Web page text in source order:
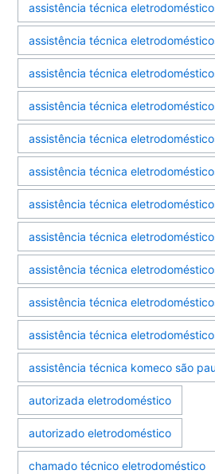
assistência técnica
assistência técnica
assistência técnica
assistência técnica
assistência técnica
assistência técnica
assistência técnica
assistência técnica
assistência técnica
assistência técnica
assistência técnica
assistência técnica komeco são
autorizada eletrodoméstico
autorizado eletrodoméstico
chamado técnico eletrodoméstico